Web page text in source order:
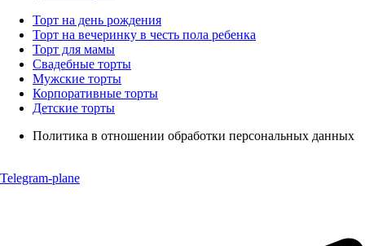
Торт на день рождения
Торт на вечеринку в честь пола ребенка
Торт для мамы
Свадебные торты
Мужские торты
Корпоративные торты
Детские торты
Политика в отношении обработки персональных данных
Telegram-plane